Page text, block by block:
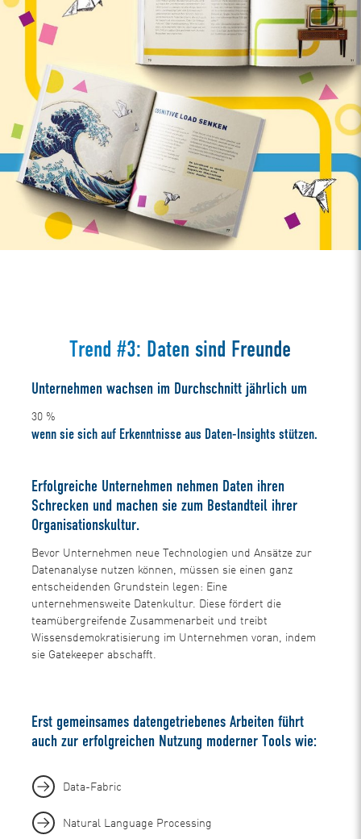
Trend #3: Daten sind Freunde
Unternehmen wachsen im Durchschnitt jährlich um
30 %
wenn sie sich auf Erkenntnisse aus Daten-Insights stützen.
Erfolgreiche Unternehmen nehmen Daten ihren
Schrecken und machen sie zum Bestandteil ihrer
Organisationskultur.
Bevor Unternehmen neue Technologien und Ansätze zur
Datenanalyse nutzen können, müssen sie einen ganz
entscheidenden Grundstein legen: Eine
unternehmensweite Datenkultur. Diese fördert die
teamübergreifende Zusammenarbeit und treibt
Wissensdemokratisierung im Unternehmen voran, indem
sie Gatekeeper abschafft.
Erst gemeinsames datengetriebenes Arbeiten führt
auch zur erfolgreichen Nutzung moderner Tools wie:
Data-Fabric
Natural Language Processing